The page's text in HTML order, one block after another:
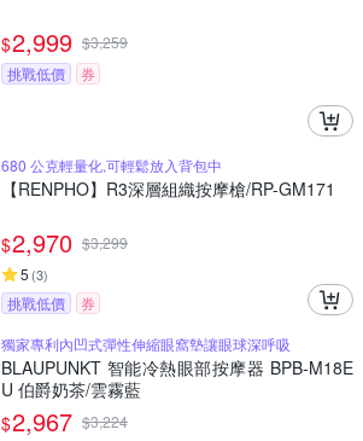
$2,999 $3,259
挑戰低價
券
680 公克輕量化,可輕鬆放入背包中
【RENPHO】R3深層組織按摩槍/RP-GM171
$2,970 $3,299
5 (3)
挑戰低價
券
獨家專利內凹式彈性伸縮眼窩墊讓眼球深呼吸
BLAUPUNKT 智能冷熱眼部按摩器 BPB-M18E
U 伯爵奶茶/雲霧藍
$2,967 $3,224